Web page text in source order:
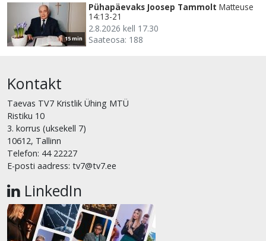
15 min
Pühapäevaks Joosep Tammolt Matteuse
14:13-21
2.8.2026 kell 17.30
Saateosa: 188
Kontakt
Taevas TV7 Kristlik Ühing MTÜ
Ristiku 10
3. korrus (uksekell 7)
10612, Tallinn
Telefon: 44 22227
E-posti aadress: tv7@tv7.ee
LinkedIn